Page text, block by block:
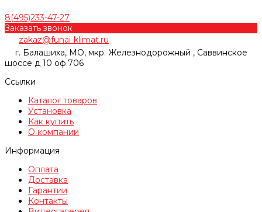
8(495)233-47-27
Заказать звонок
zakaz@funai-klimat.ru
г. Балашиха, МО, мкр. Железнодорожный , Саввинское
шоссе д 10 оф.706
Ссылки
Каталог товаров
Установка
Как купить
О компании
Информация
Оплата
Доставка
Гарантии
Контакты